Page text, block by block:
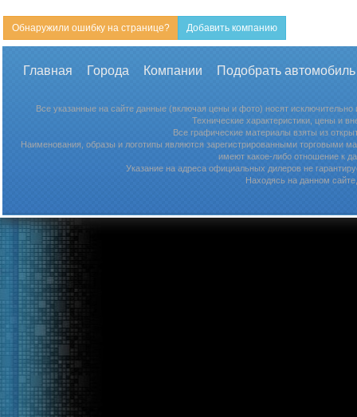
Обнаружили ошибку на странице? Добавить компанию
Главная Города Компании Подобрать
Все указанные на сайте данные (включая цены и фото) носят
Технические характеристики, цены и
Все графические материалы взяты из
Наименования, образы и логотипы являются зарегистрированными торговыми
имеют какое-либо отношение к
Указание на адреса официальных дилеров не
Находясь на данном